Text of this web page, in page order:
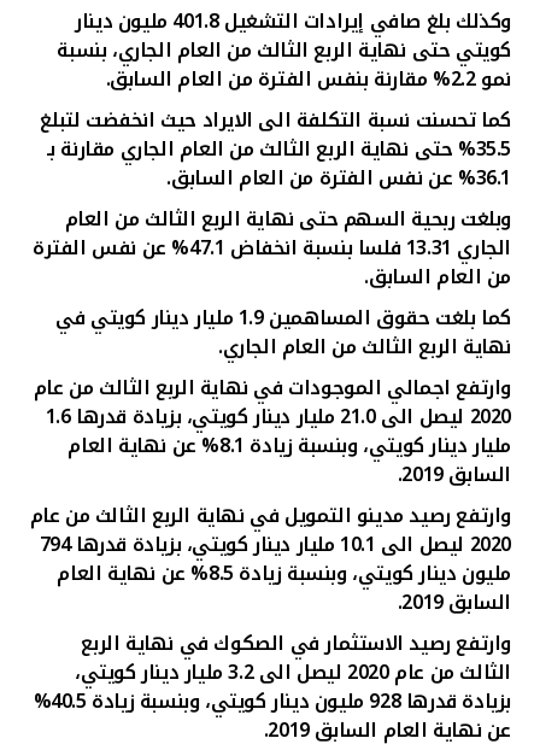
وكذلك بلغ صافي إيرادات التشغيل 401.8 مليون دينار
كويتي حتى نهاية الربع الثالث من العام الجاري، بنسبة
نمو 2.2% مقارنة بنفس الفترة من العام السابق.
كما تحسنت نسبة التكلفة الى الايراد حيث انخفضت لتبلغ
35.5% حتى نهاية الربع الثالث من العام الجاري مقارنةبـ
36.1% عن نفس الفترة من العام السابق.
وبلغت ربحية السهم حتى نهاية الربع الثالث من العام
الجاري 13.31 فلسا بنسبة انخفاض 47.1% عن نفس الفترة
من العام السابق.
كما بلغت حقوق المساهمين 1.9 مليار دينار كويتي
في
نهاية الربع الثالث من العام الجاري.
وارتفع اجمالي الموجودات في نهاية الربع الثالث من عام
2020 ليصل الى 21.0 مليار دينار كويتي، بزيادة قدرها 1.6
مليار ديناركويتي، وبنسبة زيادة 8.1% عن نهاية العام
السابق 2019.
وارتفع رصيد مدينو التمويل في نهاية الربع الثالث من عام
2020 ليصل الى 10.1 مليار دينار كويتي، بزيادة قدرها 794
مليون ديناركويتي ، وبنسبة زيادة 8.5% عن نهاية العام
السابق 2019.
وارتفع رصيد الاستثمار في الصكوك في نهاية الربع
الثالث من عام 2020 ليصل الى 3.2 مليار دينار كويتي،
بزيادة قدرها 928 مليون ديناركويتي، وبنسبة زيادة40.5
%
عن نهاية العام السابق 2019.